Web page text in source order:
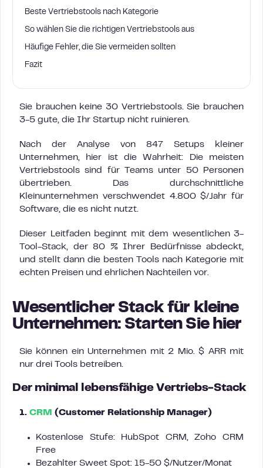
Beste Vertriebstools nach Kategorie
So wählen Sie die richtigen Vertriebstools aus
Häufige Fehler, die Sie vermeiden sollten
Fazit
Sie brauchen keine 30 Vertriebstools. Sie brauchen
3-5 gute, die Ihr Startup nicht ruinieren.
Nach der Analyse von 847 Setups kleiner
Unternehmen, hier ist die Wahrheit: Die meisten
Vertriebstools sind für Teams unter 50 Personen
übertrieben. Das durchschnittliche
Kleinunternehmen verschwendet 4.800 $/Jahr für
Software, die es nicht nutzt.
Dieser Leitfaden beginnt mit dem wesentlichen 3-
Tool-Stack, der 80 % Ihrer Bedürfnisse abdeckt,
und stellt dann die besten Tools nach Kategorie mit
echten Preisen und ehrlichen Nachteilen vor.
Wesentlicher Stack für kleine
Unternehmen: Starten Sie hier
Sie können ein Unternehmen mit 2 Mio. $ ARR mit
nur drei Tools betreiben.
Der minimal lebensfähige Vertriebs-Stack
1. CRM (Customer Relationship Manager)
Kostenlose Stufe: HubSpot CRM, Zoho CRM
Free
Bezahlter Sweet Spot: 15-50 $/Nutzer/Monat